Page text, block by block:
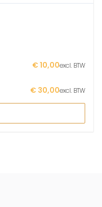
€ 10,00excl. BTW
€ 30,00excl. BTW